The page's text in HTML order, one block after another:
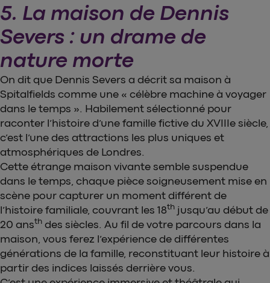
5. La maison de Dennis
Severs : un drame de
nature morte
On dit que Dennis Severs a décrit sa maison à
Spitalfields comme une « célèbre machine à voyager
dans le temps ». Habilement sélectionné pour
raconter l’histoire d’une famille fictive du XVIIIe siècle,
c’est l’une des attractions les plus uniques et
atmosphériques de Londres.
Cette étrange maison vivante semble suspendue
dans le temps, chaque pièce soigneusement mise en
scène pour capturer un moment différent de
l’histoire familiale, couvrant les 18th jusqu’au début de
20 ansth des siècles. Au fil de votre parcours dans la
maison, vous ferez l’expérience de différentes
générations de la famille, reconstituant leur histoire à
partir des indices laissés derrière vous.